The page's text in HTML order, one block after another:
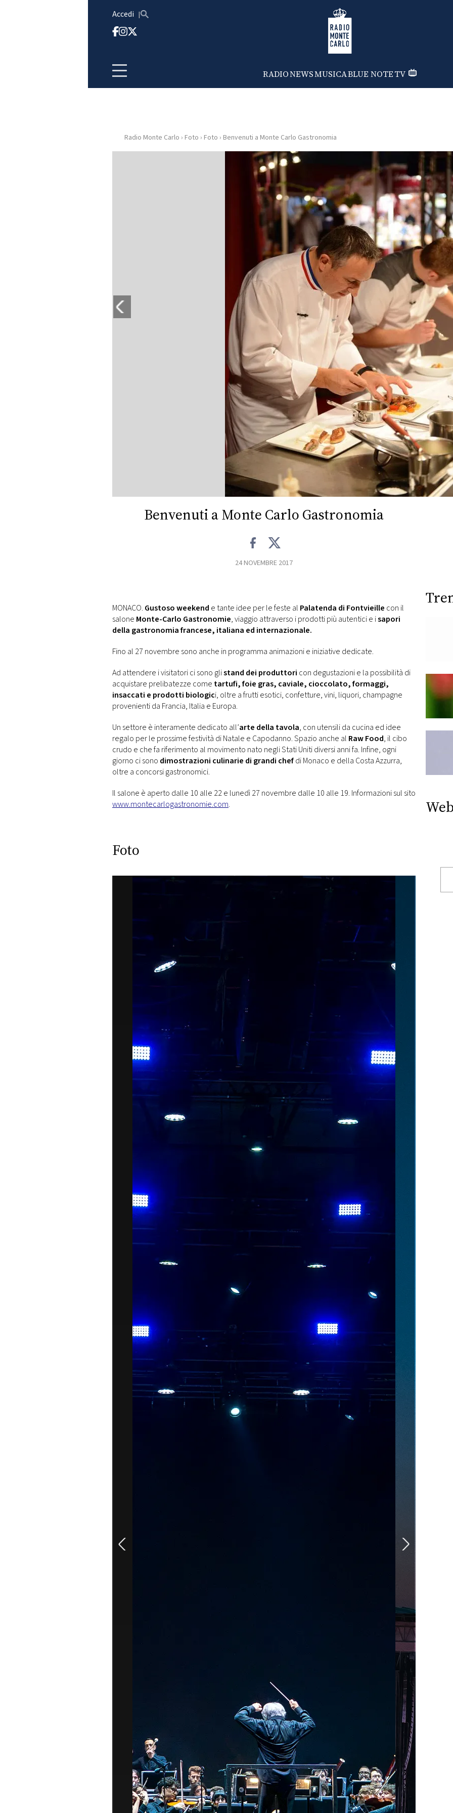
Accedi Radio Monte Carlo
RADIONEWSMUSICABLUE NOTETV
HOME
FOTO
RMC
CONSIGLIA
Radio Monte Carlo › Foto › Foto › Benvenuti a Monte Carlo Gastronomia
Benvenuti a Monte Carlo Gastronomia
24 NOVEMBRE 2017
MONACO. Gustoso weekend e tante idee per le feste al Palatenda di Fontvieille con il
salone Monte-Carlo Gastronomie, viaggio attraverso i prodotti più autentici e isapori
della gastronomia francese, italiana ed internazionale.
Fino al 27 novembre sono anche in programma animazioni e iniziative dedicate.
Ad attendere i visitatori ci sono glistand dei produttori con degustazioni e la possibilità di
acquistare prelibatezze come tartufi, foie gras, caviale, cioccolato, formaggi,
insaccati e prodotti biologici, oltre a frutti esotici, confetture, vini, liquori, champagne
provenienti da Francia, Italia e Europa.
Un settore è interamente dedicato all’arte della tavola, con utensili da cucina ed idee
regalo per le prossime festività di Natale e Capodanno. Spazio anche al Raw Food, il cibo
crudo e che fa riferimento al movimento nato negli Stati Uniti diversi anni fa. Infine, ogni
giorno ci sono dimostrazioni culinarie di grandi chefdi Monaco e della Costa Azzurra,
oltre a concorsi gastronomici.
Il salone è aperto dalle 10 alle 22 e lunedì 27 novembre dalle 10 alle 19. Informazioni sul sito
www.montecarlogastronomie.com.
Foto